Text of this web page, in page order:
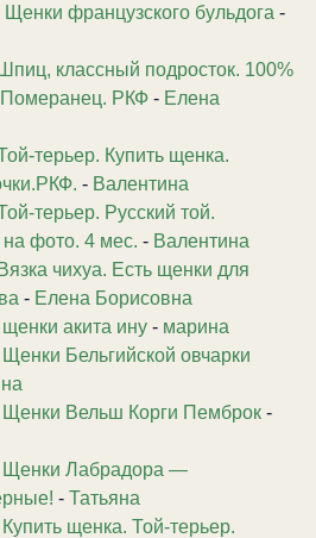
Щенки французского бульдога -
Шпиц, классный подросток. 100%
Померанец. РКФ - Елена
терьер. Купить щенка.
- Валентина
терьер. Русский той.
фото. 4 мес. - Валентина
Вязка чихуа. Есть щенки для
- Елена Борисовна
щенки акита ину - марина
Щенки Бельгийской овчарки
Щенки Вельш Корги Пемброк -
Щенки Лабрадора —
- Татьяна
Купить щенка. Той-терьер.